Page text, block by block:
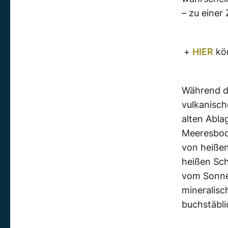
– zu einer
+ HIER
Während
alten
von
heißen
vom